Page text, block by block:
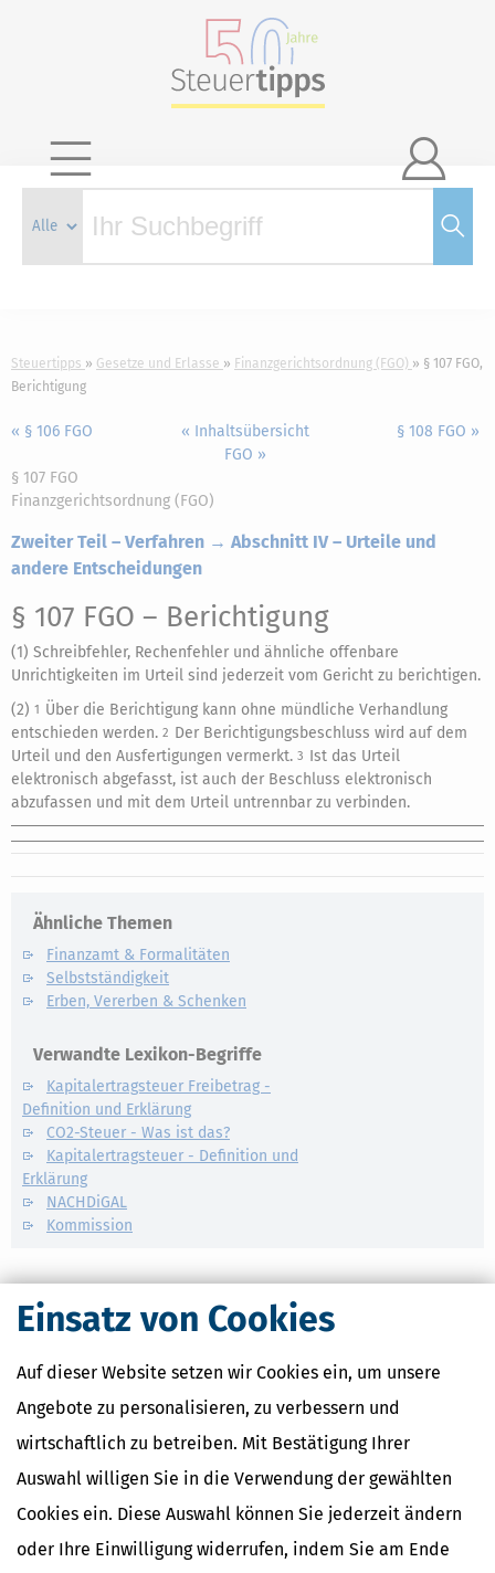
Einsatz von Cookies
Auf dieser Website setzen wir Cookies ein, um unsere
Angebote zu personalisieren, zu verbessern und
wirtschaftlich zu betreiben. Mit Bestätigung Ihrer
Auswahl willigen Sie in die Verwendung der gewählten
Cookies ein. Diese Auswahl können Sie jederzeit ändern
oder Ihre Einwilligung widerrufen, indem Sie am Ende

Steuertipps Gesetze und Erlasse Finanzgerichtsordnung (FGO)
§ 107 FGO,
Berichtigung
« § 106 FGO
« Inhaltsübersicht
FGO »
§ 108 FGO »
§ 107 FGO
Finanzgerichtsordnung (FGO)
Zweiter Teil – Verfahren → Abschnitt IV – Urteile und
andere Entscheidungen
§ 107 FGO – Berichtigung
(1) Schreibfehler, Rechenfehler und ähnliche offenbare
Unrichtigkeiten im Urteil sind jederzeit vom Gericht zu berichtigen.
(2) 1 Über die Berichtigung kann ohne mündliche Verhandlung
entschieden werden. 2 Der Berichtigungsbeschluss wird auf dem
Urteil und den Ausfertigungen vermerkt. 3 Ist das Urteil
elektronisch abgefasst, ist auch der Beschluss elektronisch
abzufassen und mit dem Urteil untrennbar zu verbinden.
Ähnliche Themen
Finanzamt & Formalitäten
Selbstständigkeit
Erben, Vererben & Schenken
Verwandte Lexikon-Begriffe
Kapitalertragsteuer Freibetrag -
Definition und Erklärung
CO2-Steuer - Was ist das?
Kapitalertragsteuer - Definition und
Erklärung
NACHDiGAL
Kommission
Kostenlose Steuertipps & News